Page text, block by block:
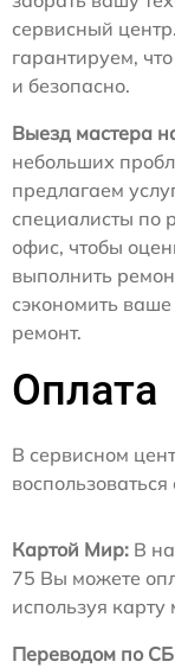
сервисный
гарантируем,
и безопасно.
Выезд мастера
небольших
предлагаем
специалисты по
офис, чтобы
выполнить
сэкономить
ремонт.
Оплата
В сервисном
Картой Мир: В
75 Вы можете
используя
Переводом по